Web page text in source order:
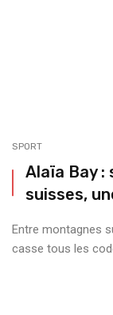
SPORT
Alaïa Bay :
suisses,
Entre montagnes
casse tous les